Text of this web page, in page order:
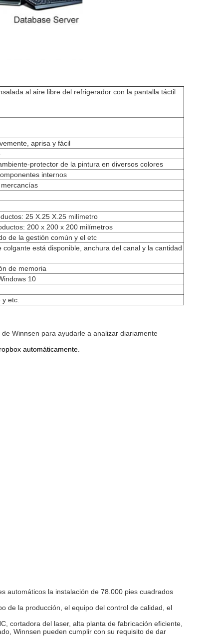
al aire libre del refrigerador con la pantalla táctil
aprisa y fácil
protector de la pintura en diversos colores
internos
25 X.25 X.25 milímetro
200 x 200 x 200 milímetros
de la gestión común y el etc
está disponible, anchura del canal y la cantidad
de memoria
10
etc.
Winnsen para ayudarle a analizar diariamente
automáticamente.
automáticos la instalación de 78.000 pies cuadrados
de la producción, el equipo del control de calidad, el
cortadora del laser, alta planta de fabricación eficiente,
Winnsen pueden cumplir con su requisito de dar